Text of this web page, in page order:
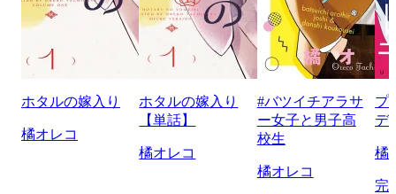
ホタルの嫁入り
橘オレコ
ホタルの嫁入り
【単話】
橘オレコ
#バツイチアラサ
ー女子と男子高
校生
橘オレコ
プ
デ
橘
完